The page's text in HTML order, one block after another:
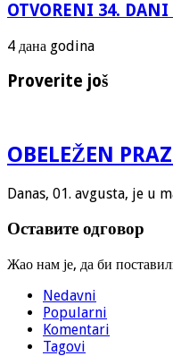
OTVORENI 34. DANI
4 дана godina
Proverite još
OBELEŽEN
Danas, 01. avgusta, je u
Оставите одговор
Жао нам је, да би
Nedavni
Popularni
Komentari
Tagovi